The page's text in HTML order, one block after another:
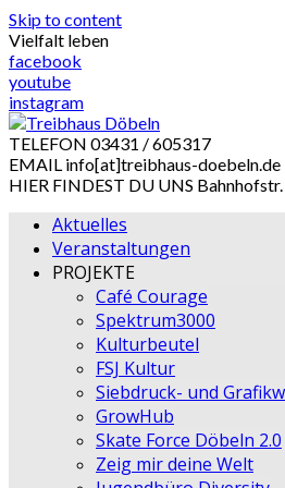
Skip to content
Vielfalt leben
facebook
youtube
instagram
TELEFON 03431 / 605317
EMAIL info[at]treibhaus-doebeln.de
HIER FINDEST DU UNS
Aktuelles
Veranstaltungen
PROJEKTE
Café Courage
Spektrum3000
Kulturbeutel
FSJ Kultur
Siebdruck- und
GrowHub
Skate Force Döbeln 2.0
Zeig mir deine Welt